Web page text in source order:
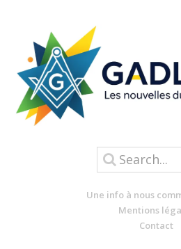
Une info à nous
Mentions
Contact